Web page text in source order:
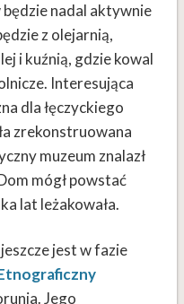
nadal aktywnie
z olejarnią,
i kuźnią, gdzie kowal
Interesująca
dla łęczyckiego
zrekonstruowana
muzeum znalazł
mógł powstać
lat leżakowała.
jest w fazie
Jego